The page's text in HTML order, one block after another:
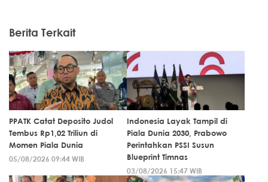
Berita Terkait
PPATK Catat Deposito Judol
Tembus Rp1,02 Triliun di
Momen Piala Dunia
05/08/2026 09:44 WIB
Indonesia Layak Tampil di
Piala Dunia 2030, Prabowo
Perintahkan PSSI Susun
Blueprint Timnas
03/08/2026 15:47 WIB